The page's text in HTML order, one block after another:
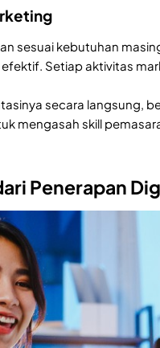
sesuai kebutuhan
Setiap aktivitas
secara langsung,
mengasah skill
Penerapan